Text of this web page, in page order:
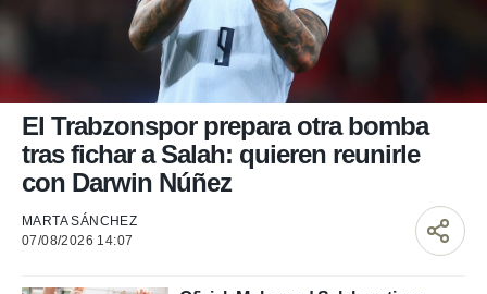
a la
todas
ya sean
nos
CONFIGURAR
RECHAZAR
El Trabzonspor prepara otra bomba
tras fichar a Salah: quieren reunirle
con Darwin Núñez
MARTA SÁNCHEZ
07/08/2026 14:07